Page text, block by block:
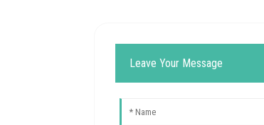
Leave Your Message